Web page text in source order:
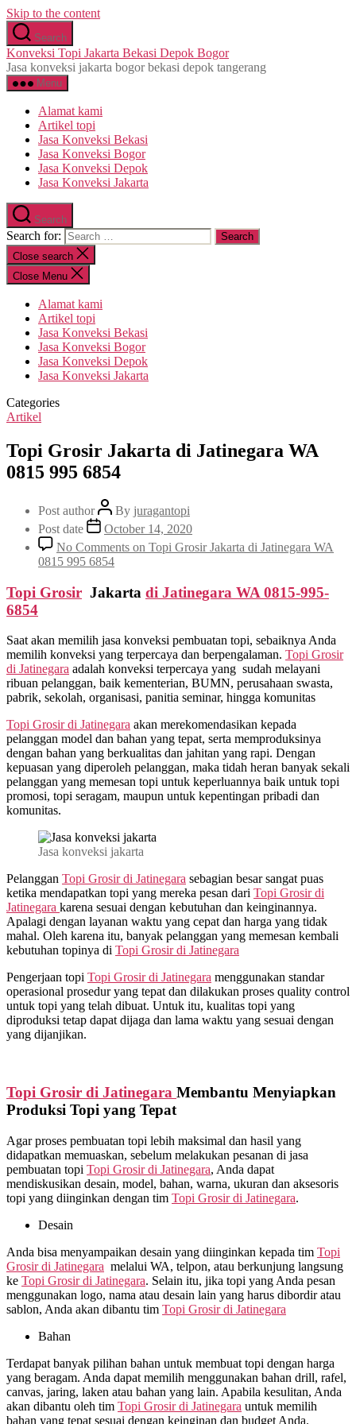
Skip to the content
Search
Konveksi Topi Jakarta Bekasi Depok Bogor
Jasa konveksi jakarta bogor bekasi depok tangerang
Menu
Alamat kami
Artikel topi
Jasa Konveksi Bekasi
Jasa Konveksi Bogor
Jasa Konveksi Depok
Jasa Konveksi Jakarta
Search
Search for:
Close search
Close Menu
Alamat kami
Artikel topi
Jasa Konveksi Bekasi
Jasa Konveksi Bogor
Jasa Konveksi Depok
Jasa Konveksi Jakarta
Categories
Artikel
Topi Grosir Jakarta di Jatinegara WA
0815 995 6854
Post author By juragantopi
Post date
October 14, 2020
No Comments on Topi Grosir Jakarta di Jatinegara WA
0815 995 6854
Topi Grosir Jakarta di Jatinegara WA 0815-995-
6854
Saat akan memilih jasa konveksi pembuatan topi, sebaiknya Anda
memilih konveksi yang terpercaya dan berpengalaman. Topi Grosir
di Jatinegara adalah konveksi terpercaya yang sudah melayani
ribuan pelanggan, baik kementerian, BUMN, perusahaan swasta,
pabrik, sekolah, organisasi, panitia seminar, hingga komunitas
Topi Grosir di Jatinegara akan merekomendasikan kepada
pelanggan model dan bahan yang tepat, serta memproduksinya
dengan bahan yang berkualitas dan jahitan yang rapi. Dengan
kepuasan yang diperoleh pelanggan, maka tidah heran banyak sekali
pelanggan yang memesan topi untuk keperluannya baik untuk topi
promosi, topi seragam, maupun untuk kepentingan pribadi dan
komunitas.
Jasa konveksi jakarta
Pelanggan Topi Grosir di Jatinegara sebagian besar sangat puas
ketika mendapatkan topi yang mereka pesan dari Topi Grosir di
Jatinegara karena sesuai dengan kebutuhan dan keinginannya.
Apalagi dengan layanan waktu yang cepat dan harga yang tidak
mahal. Oleh karena itu, banyak pelanggan yang memesan kembali
kebutuhan topinya di Topi Grosir di Jatinegara
Pengerjaan topi Topi Grosir di Jatinegara menggunakan standar
operasional prosedur yang tepat dan dilakukan proses quality control
untuk topi yang telah dibuat. Untuk itu, kualitas topi yang
diproduksi tetap dapat dijaga dan lama waktu yang sesuai dengan
yang dijanjikan.
Topi Grosir di Jatinegara Membantu Menyiapkan
Produksi Topi yang Tepat
Agar proses pembuatan topi lebih maksimal dan hasil yang
didapatkan memuaskan, sebelum melakukan pesanan di jasa
pembuatan topi Topi Grosir di Jatinegara, Anda dapat
mendiskusikan desain, model, bahan, warna, ukuran dan aksesoris
topi yang diinginkan dengan tim Topi Grosir di Jatinegara.
Desain
Anda bisa menyampaikan desain yang diinginkan kepada tim Topi
Grosir di Jatinegara melalui WA, telpon, atau berkunjung langsung
ke Topi Grosir di Jatinegara. Selain itu, jika topi yang Anda pesan
menggunakan logo, nama atau desain lain yang harus dibordir atau
sablon, Anda akan dibantu tim Topi Grosir di Jatinegara
Bahan
Terdapat banyak pilihan bahan untuk membuat topi dengan harga
yang beragam. Anda dapat memilih menggunakan bahan drill, rafel,
canvas, jaring, laken atau bahan yang lain. Apabila kesulitan, Anda
akan dibantu oleh tim Topi Grosir di Jatinegara untuk memilih
bahan yang tepat sesuai dengan keinginan dan budget Anda.